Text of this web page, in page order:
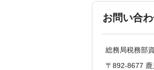
お問い合
総務局税務部
〒892-8677